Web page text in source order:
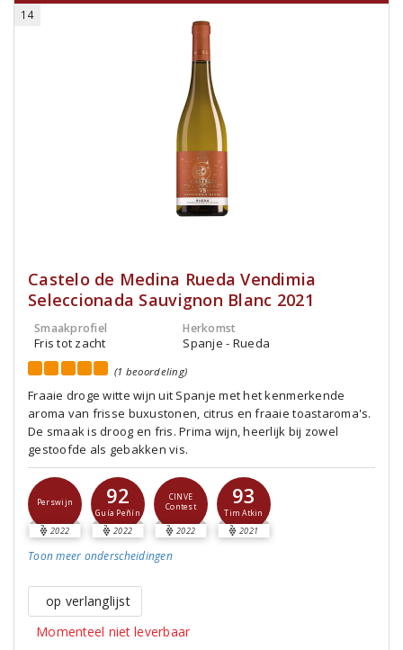
14
Castelo de Medina Rueda Vendimia
Seleccionada Sauvignon Blanc 2021
Smaakprofiel
Fris tot zacht
Herkomst
Spanje - Rueda
(1 beoordeling)
Fraaie droge witte wijn uit Spanje met het kenmerkende
aroma van frisse buxustonen, citrus en fraaie toastaroma's.
De smaak is droog en fris. Prima wijn, heerlijk bij zowel
gestoofde als gebakken vis.
Perswijn
2022
92
Guía Peñín
2022
CINVE
Contest
2022
93
Tim Atkin
2021
Toon meer onderscheidingen
op verlanglijst
Momenteel niet leverbaar